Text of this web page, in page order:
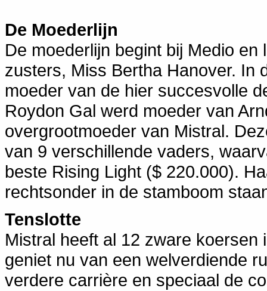
De Moederlijn
De moederlijn begint bij Medio
zusters, Miss Bertha Hanover. In
moeder van de hier succesvolle
Roydon Gal werd moeder van
overgrootmoeder van Mistral.
van 9 verschillende vaders,
beste Rising Light ($ 220.000).
rechtsonder in de stamboom
Tenslotte
Mistral heeft al 12 zware
geniet nu van een welverdiende
verdere carrière en speciaal de